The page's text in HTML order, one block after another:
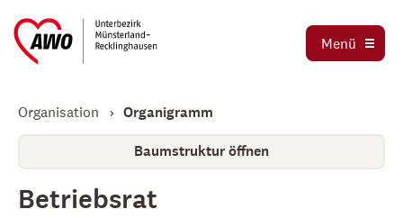
Menü
Organigramm
Betriebsrat
Schwerbehindertenvertretung
Tochtergesellschaften
Ausbildung und Praktika
Mitglied werden
Organisation Organigramm
Baumstruktur öffnen
Betriebsrat